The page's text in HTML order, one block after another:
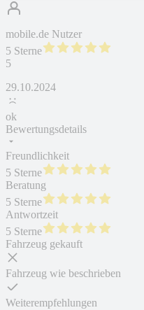
mobile.de Nutzer
5 Sterne
5
29.10.2024
ok
Bewertungsdetails
Freundlichkeit
5 Sterne
Beratung
5 Sterne
Antwortzeit
5 Sterne
Fahrzeug gekauft
Fahrzeug wie beschrieben
Weiterempfehlungen